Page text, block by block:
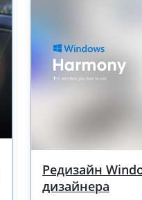
Редизайн
дизайнера